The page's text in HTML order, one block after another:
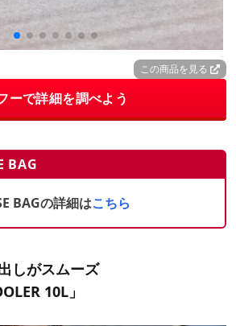
この商品を見る
ーで詳細を調べよう
BAG
BAGの詳細はこちら
しがスムーズ
10L」